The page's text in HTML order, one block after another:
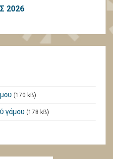
2026
(170 kB)
γάμου (178 kB)